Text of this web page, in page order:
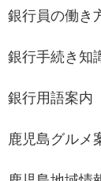
銀行員の働き
銀行手続き知
銀行用語案内
鹿児島グルメ